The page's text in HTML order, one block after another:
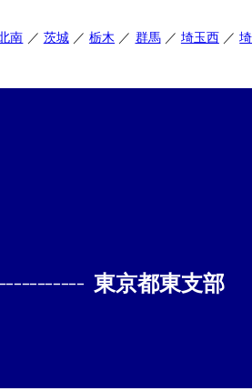
南 茨城 栃木 群馬 埼玉西
東京都東支部